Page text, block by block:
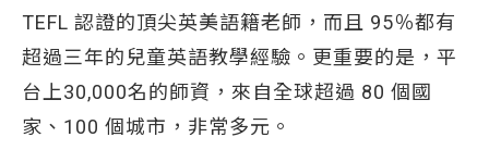
TEFL 認證的頂尖英美語籍老師，而且 95％都有
超過三年的兒童英語教學經驗。更重要的是，平
台上30,000名的師資，來自全球超過 80 個國
家、100 個城市，非常多元。